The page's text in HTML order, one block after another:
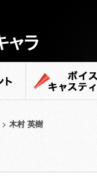
ボイスキャステ
> 木村 英樹